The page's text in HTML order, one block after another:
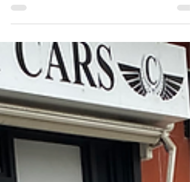
celebritycarsfwi
3 janv. 2024
MINI COOPER